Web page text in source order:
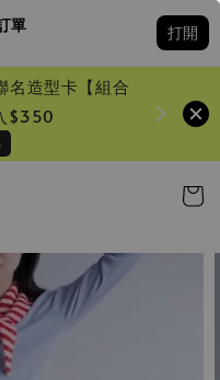
單 打開
造型卡【組合
$350